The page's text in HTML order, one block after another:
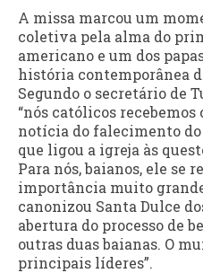
A missa marcou um
coletiva pela alma do
americano e um dos
história contemporânea
Segundo o secretário de
“nós católicos
notícia do falecimento do
que ligou a igreja às
Para nós, baianos, ele se
importância muito
canonizou Santa Dulce
abertura do processo de
outras duas baianas. O
principais líderes”.